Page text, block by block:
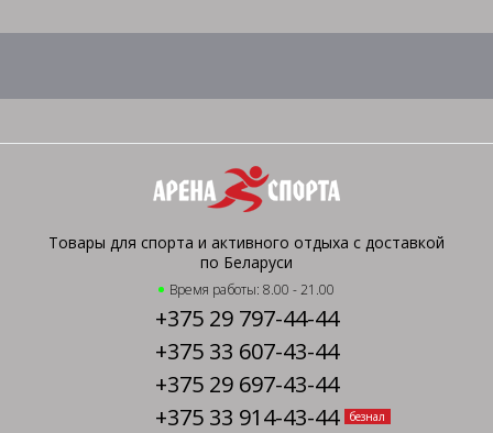
Товары для спорта и активного отдыха с доставкой
по Беларуси
Время работы: 8.00 - 21.00
+375 29 797-44-44
+375 33 607-43-44
+375 29 697-43-44
+375 33 914-43-44
безнал